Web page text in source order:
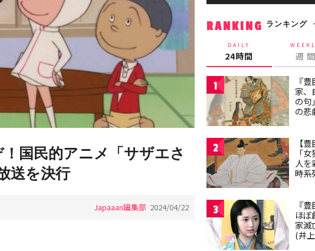
国民的アニメ「サザエさ
送を決行
Japaaan編集部 2024/04/22
RANKING ランキング
DAILY
24時間 週 間
1
『
家、
の句
の悲
2
【
「
人
時系
3
『
ほぼ
家滅
(井